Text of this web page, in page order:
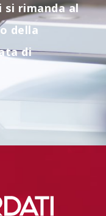
si rimanda al
della
di